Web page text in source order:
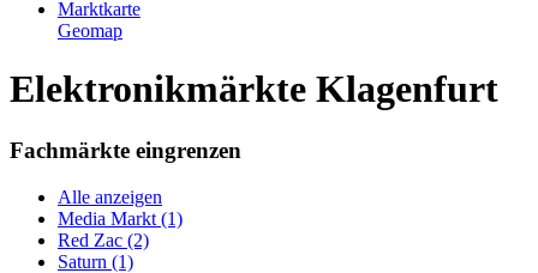
Marktkarte
Geomap
Elektronikmärkte Klagenfurt
Fachmärkte eingrenzen
Alle anzeigen
Media Markt (1)
Red Zac (2)
Saturn (1)